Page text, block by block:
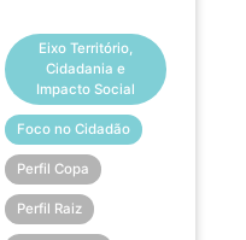
Eixo Território,
Cidadania e
Impacto Social
Foco no Cidadão
Perfil Copa
Perfil Raiz